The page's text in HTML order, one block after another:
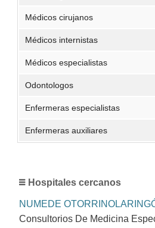
Médicos cirujanos
Médicos internistas
Médicos especialistas
Odontologos
Enfermeras especialistas
Enfermeras auxiliares
Hospitales cercanos
NUMEDE
Consultorios De Medicina